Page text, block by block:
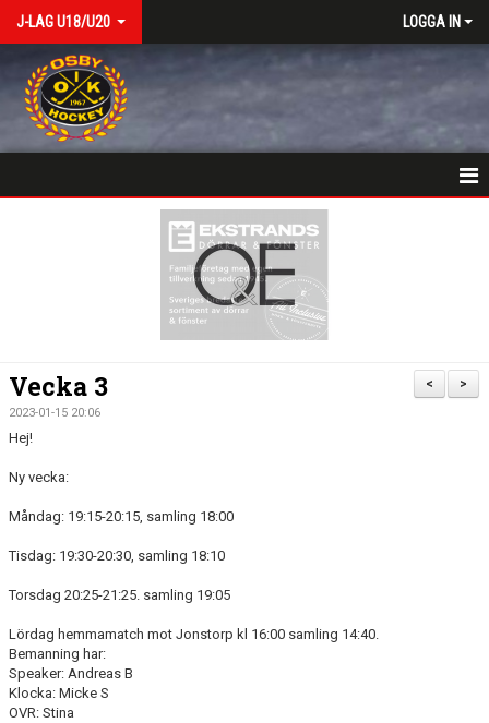
J-LAG U18/U20 LOGGA IN
TRUPPEN
KONTAKT
>
<
Vecka 3
2023-01-15 20:06
Hej!
Ny vecka:
Måndag: 19:15-20:15, samling 18:00
Tisdag: 19:30-20:30, samling 18:10
Torsdag 20:25-21:25. samling 19:05
Lördag hemmamatch mot Jonstorp kl 16:00 samling 14:40.
Bemanning har:
Speaker: Andreas B
Klocka: Micke S
OVR: Stina